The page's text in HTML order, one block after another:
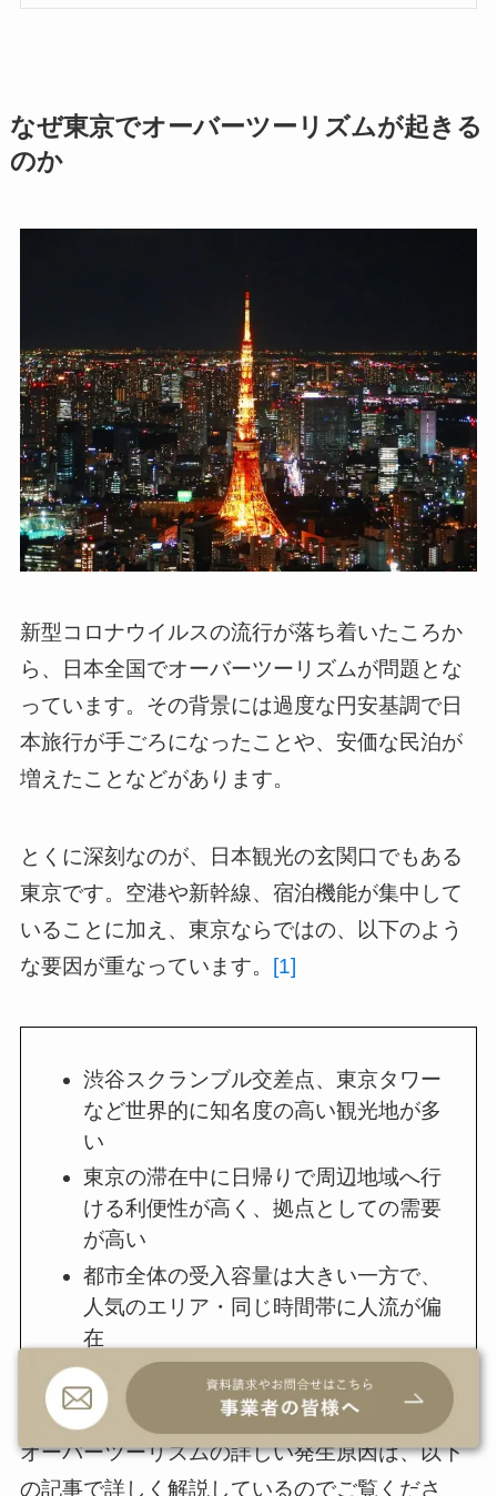
なぜ東京でオーバーツーリズムが起きる
のか
新型コロナウイルスの流行が落ち着いたころか
ら、日本全国でオーバーツーリズムが問題とな
っています。その背景には過度な円安基調で日
本旅行が手ごろになったことや、安価な民泊が
増えたことなどがあります。
とくに深刻なのが、日本観光の玄関口でもある
東京です。空港や新幹線、宿泊機能が集中して
いることに加え、東京ならではの、以下のよう
な要因が重なっています。
[1]
渋谷スクランブル交差点、東京タワー
など世界的に知名度の高い観光地が多
い
東京の滞在中に日帰りで周辺地域へ行
ける利便性が高く、拠点としての需要
が高い
都市全体の受入容量は大きい一方で、
人気のエリア・同じ時間帯に人流が偏
在
オーバーツーリズムの詳しい発生原因は、以下
の記事で詳しく解説しているのでご覧くださ